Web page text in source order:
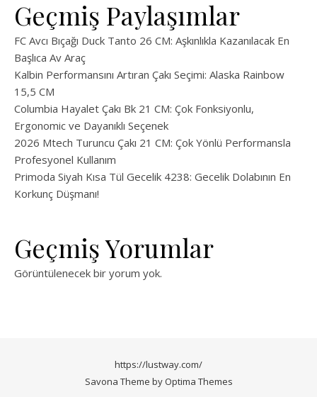
Geçmiş Paylaşımlar
FC Avcı Bıçağı Duck Tanto 26 CM: Aşkınlıkla Kazanılacak En
Başlıca Av Araç
Kalbin Performansını Artıran Çakı Seçimi: Alaska Rainbow
15,5 CM
Columbia Hayalet Çakı Bk 21 CM: Çok Fonksiyonlu,
Ergonomic ve Dayanıklı Seçenek
2026 Mtech Turuncu Çakı 21 CM: Çok Yönlü Performansla
Profesyonel Kullanım
Primoda Siyah Kısa Tül Gecelik 4238: Gecelik Dolabının En
Korkunç Düşmanı!
Geçmiş Yorumlar
Görüntülenecek bir yorum yok.
https://lustway.com/
Savona Theme by Optima Themes